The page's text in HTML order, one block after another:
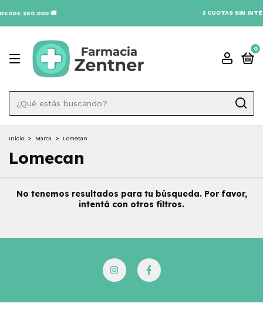
$80.000 🚚 3 CUOTAS SIN
0
Inicio > Marca > Lomecan
Lomecan
No tenemos resultados para tu búsqueda. Por favor,
intentá con otros filtros.